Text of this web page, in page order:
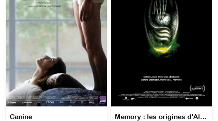
Canine Memory : les origines d'Alien